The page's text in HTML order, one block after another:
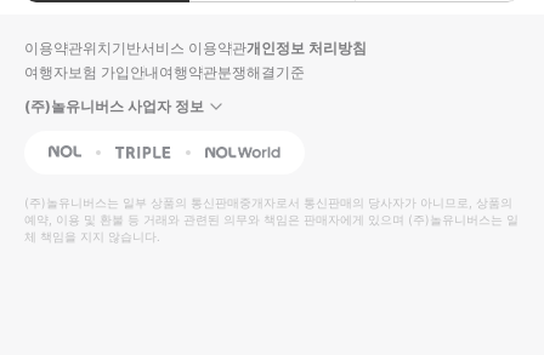
이용약관위치기반서비스 이용약관개인정보 처리방침
여행자보험 가입안내여행약관분쟁해결기준
(주)놀유니버스 사업자 정보
NOL Triple Interpark Global
(주)놀유니버스는 일부 상품의 통신판매중개자로서 통신판매의 당사자가 아니므로, 상품의
예약, 이용 및 환불 등 거래와 관련된 의무와 책임은 판매자에게 있으며 (주)놀유니버스는 일
체 책임을 지지 않습니다.